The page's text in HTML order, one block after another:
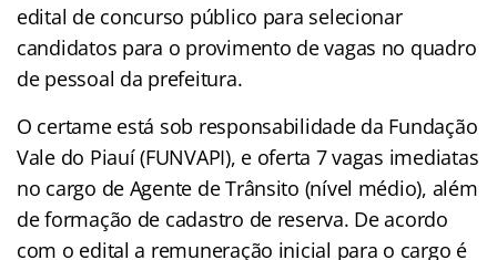
edital de concurso público para selecionar
candidatos para o provimento de vagas no quadro
de pessoal da prefeitura.
O certame está sob responsabilidade da Fundação
Vale do Piauí (FUNVAPI), e oferta 7 vagas imediatas
no cargo de Agente de Trânsito (nível médio), além
de formação de cadastro de reserva. De acordo
com o edital a remuneração inicial para o cargo é